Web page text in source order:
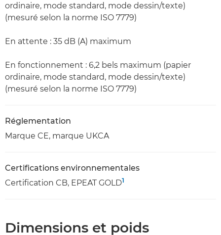
ordinaire, mode standard, mode dessin/texte)
(mesuré selon la norme ISO 7779)
En attente : 35 dB (A) maximum
En fonctionnement : 6,2 bels maximum (papier
ordinaire, mode standard, mode dessin/texte)
(mesuré selon la norme ISO 7779)
Réglementation
Marque CE, marque UKCA
Certifications environnementales
Certification CB, EPEAT GOLD1
Dimensions et poids